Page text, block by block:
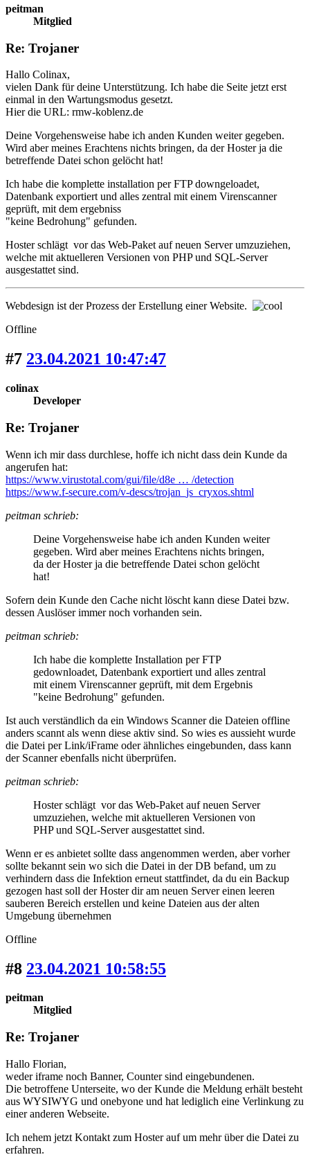
peitman
Mitglied
Re: Trojaner
Hallo Colinax,
vielen Dank für deine Unterstützung. Ich habe die Seite jetzt erst
einmal in den Wartungsmodus gesetzt.
Hier die URL: rmw-koblenz.de
Deine Vorgehensweise habe ich anden Kunden weiter gegeben.
Wird aber meines Erachtens nichts bringen, da der Hoster ja die
betreffende Datei schon gelöcht hat!
Ich habe die komplette installation per FTP downgeloadet,
Datenbank exportiert und alles zentral mit einem Virenscanner
geprüft, mit dem ergebniss
"keine Bedrohung" gefunden.
Hoster schlägt vor das Web-Paket auf neuen Server umzuziehen,
welche mit aktuelleren Versionen von PHP und SQL-Server
ausgestattet sind.
Webdesign ist der Prozess der Erstellung einer Website.
Offline
#7 23.04.2021 10:47:47
colinax
Developer
Re: Trojaner
Wenn ich mir dass durchlese, hoffe ich nicht dass dein Kunde da
angerufen hat:
https://www.virustotal.com/gui/file/d8e … /detection
https://www.f-secure.com/v-descs/trojan_js_cryxos.shtml
peitman schrieb:
Deine Vorgehensweise habe ich anden Kunden weiter
gegeben. Wird aber meines Erachtens nichts bringen,
da der Hoster ja die betreffende Datei schon gelöcht
hat!
Sofern dein Kunde den Cache nicht löscht kann diese Datei bzw.
dessen Auslöser immer noch vorhanden sein.
peitman schrieb:
Ich habe die komplette Installation per FTP
gedownloadet, Datenbank exportiert und alles zentral
mit einem Virenscanner geprüft, mit dem Ergebnis
"keine Bedrohung" gefunden.
Ist auch verständlich da ein Windows Scanner die Dateien offline
anders scannt als wenn diese aktiv sind. So wies es aussieht wurde
die Datei per Link/iFrame oder ähnliches eingebunden, dass kann
der Scanner ebenfalls nicht überprüfen.
peitman schrieb:
Hoster schlägt vor das Web-Paket auf neuen Server
umzuziehen, welche mit aktuelleren Versionen von
PHP und SQL-Server ausgestattet sind.
Wenn er es anbietet sollte dass angenommen werden, aber vorher
sollte bekannt sein wo sich die Datei in der DB befand, um zu
verhindern dass die Infektion erneut stattfindet, da du ein Backup
gezogen hast soll der Hoster dir am neuen Server einen leeren
sauberen Bereich erstellen und keine Dateien aus der alten
Umgebung übernehmen
Offline
#8 23.04.2021 10:58:55
peitman
Mitglied
Re: Trojaner
Hallo Florian,
weder iframe noch Banner, Counter sind eingebundenen.
Die betroffene Unterseite, wo der Kunde die Meldung erhält besteht
aus WYSIWYG und onebyone und hat lediglich eine Verlinkung zu
einer anderen Webseite.
Ich nehem jetzt Kontakt zum Hoster auf um mehr über die Datei zu
erfahren.